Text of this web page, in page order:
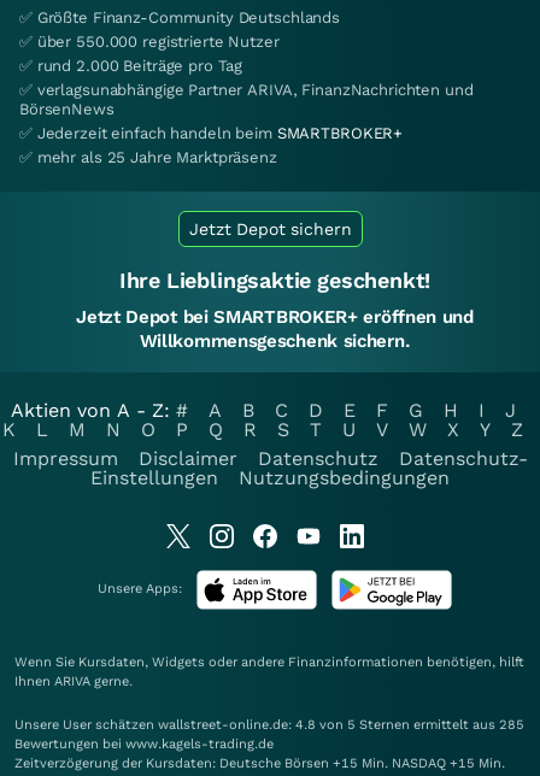
✅ Größte Finanz-Community Deutschlands
✅ über 550.000 registrierte Nutzer
✅ rund 2.000 Beiträge pro Tag
✅ verlagsunabhängige Partner ARIVA, FinanzNachrichten und
BörsenNews
✅ Jederzeit einfach handeln beim SMARTBROKER+
✅ mehr als 25 Jahre Marktpräsenz
Jetzt Depot sichern
Ihre Lieblingsaktie geschenkt!
Jetzt Depot bei SMARTBROKER+ eröffnen und
Willkommensgeschenk sichern.
Aktien von A - Z: # A B C D E F G H I
J
K
L M N O P Q R S T U V W X Y
Z
Impressum
Disclaimer Datenschutz
Datenschutz-
Einstellungen
Nutzungsbedingungen
Unsere Apps:
Wenn Sie Kursdaten, Widgets oder andere Finanzinformationen benötigen, hilft
Ihnen ARIVA gerne.
Unsere User schätzen wallstreet-online.de: 4.8 von 5 Sternen ermittelt aus 285
Bewertungen bei www.kagels-trading.de
Zeitverzögerung der Kursdaten: Deutsche Börsen +15 Min. NASDAQ +15 Min.